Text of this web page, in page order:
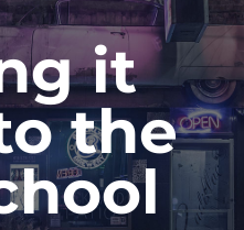
it
the